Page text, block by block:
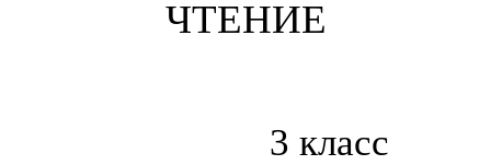
ЧТЕНИЕ
3 класс